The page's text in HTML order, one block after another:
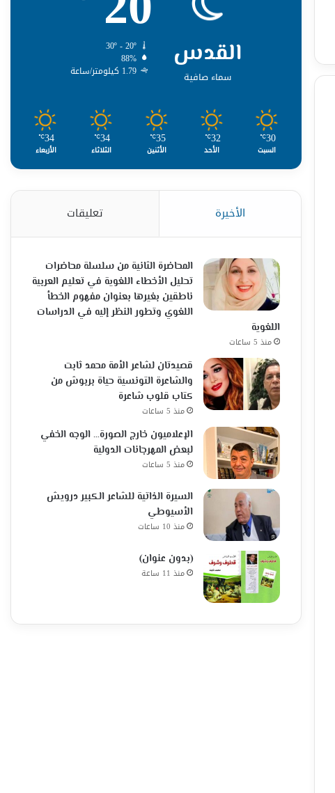
القدس
سماء صافية
30º - 20º
88%
1.79 كيلومتر/ساعة
30
℃
السبت
32
℃
الأحد
35
℃
الأثنين
34
℃
الثلاثاء
34
℃
الأربعاء
الأخيرة تعليقات
المحاضرة الثانية من سلسلة محاضرات
تحليل الأخطاء اللغوية في تعليم العربية
ناطقين بغيرها بعنوان مفهوم الخطأ
اللغوي وتطور النظر إليه في الدراسات
اللغوية
منذ 5 ساعات
قصيدتان لشاعر الأمة محمد ثابت
والشاعرة التونسية حياة بربوش من
كتاب قلوب شاعرة
منذ 5 ساعات
الإعلاميون خارج الصورة… الوجه الخفي
لبعض المهرجانات الدولية
منذ 5 ساعات
السيرة الذاتية للشاعر الكبير درويش
الأسيوطي
منذ 10 ساعات
(بدون عنوان)
منذ 11 ساعة